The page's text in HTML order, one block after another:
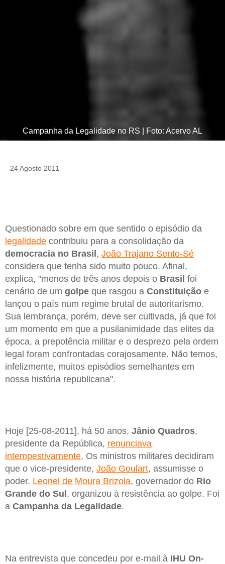
Campanha da Legalidade no RS | Foto: Acervo AL
24 Agosto 2011
Questionado sobre em que sentido o episódio da
legalidade contribuiu para a consolidação da
democracia no Brasil, João Trajano Sento-Sé
considera que tenha sido muito pouco. Afinal,
explica, "menos de três anos depois o Brasil foi
cenário de um golpe que rasgou a Constituição e
lançou o país num regime brutal de autoritarismo.
Sua lembrança, porém, deve ser cultivada, já que foi
um momento em que a pusilanimidade das elites da
época, a prepotência militar e o desprezo pela ordem
legal foram confrontadas corajosamente. Não temos,
infelizmente, muitos episódios semelhantes em
nossa história republicana".
Hoje [25-08-2011], há 50 anos, Jânio Quadros,
presidente da República, renunciava
intempestivamente. Os ministros militares decidiram
que o vice-presidente, João Goulart, assumisse o
poder. Leonel de Moura Brizola, governador do Rio
Grande do Sul , organizou à resistência ao golpe. Foi
a Campanha da Legalidade.
Na entrevista que concedeu por e-mail à IHU On-